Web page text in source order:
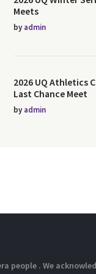
Meets
by admin
2026 UQ Athletics
Last Chance Meet
by admin
people . We